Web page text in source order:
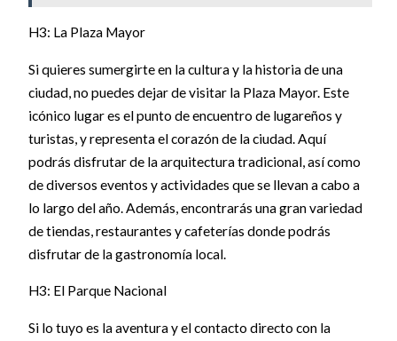
H3: La Plaza Mayor
Si quieres sumergirte en la cultura y la historia de una
ciudad, no puedes dejar de visitar la Plaza Mayor. Este
icónico lugar es el punto de encuentro de lugareños y
turistas, y representa el corazón de la ciudad. Aquí
podrás disfrutar de la arquitectura tradicional, así como
de diversos eventos y actividades que se llevan a cabo a
lo largo del año. Además, encontrarás una gran variedad
de tiendas, restaurantes y cafeterías donde podrás
disfrutar de la gastronomía local.
H3: El Parque Nacional
Si lo tuyo es la aventura y el contacto directo con la